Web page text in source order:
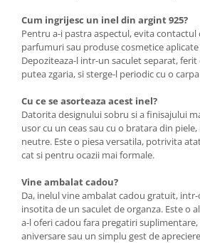
Cum ingrijesc un inel din argint 925?
Pentru a-i pastra aspectul, evita contactul
parfumuri sau produse cosmetice
Depoziteaza-l intr-un saculet separat,
putea zgaria, si sterge-l periodic cu o
Cu ce se asorteaza acest inel?
Datorita designului sobru si a finisajului
usor cu un ceas sau cu o bratara din
neutre. Este o piesa versatila, potrivita
cat si pentru ocazii mai formale.
Vine ambalat cadou?
Da, inelul vine ambalat cadou gratuit,
insotita de un saculet de organza. Este o
a-l oferi cadou fara pregatiri
aniversare sau un simplu gest de